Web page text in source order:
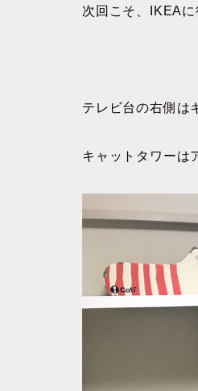
次回こそ、IKEAに
テレビ台の右側は
キャットタワーは